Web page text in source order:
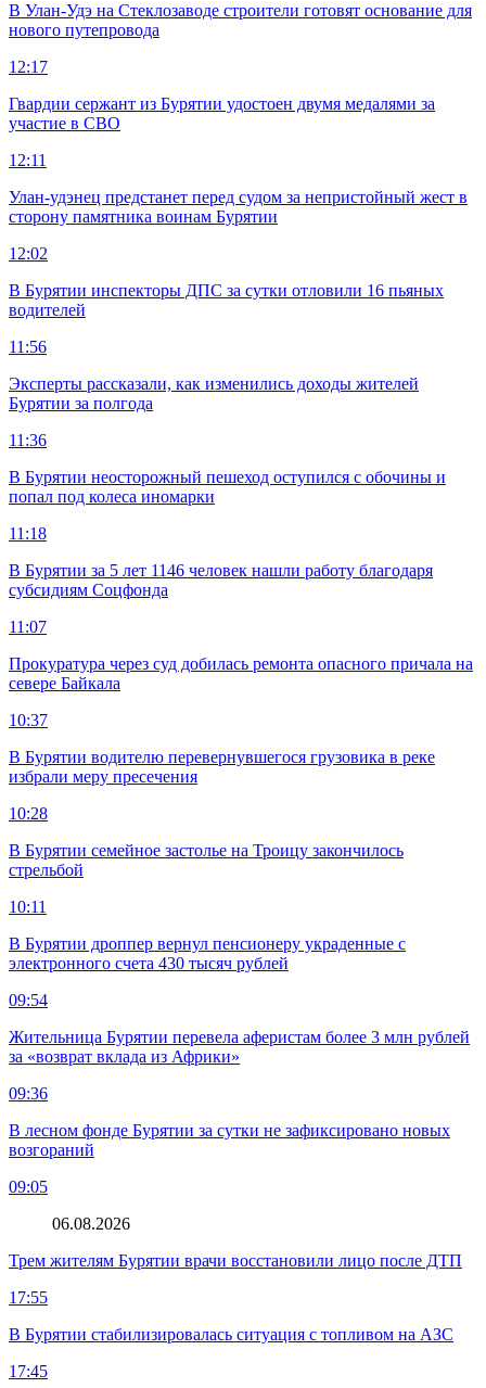
В Улан-Удэ на Стеклозаводе строители готовят основание для
нового путепровода
12:17
Гвардии сержант из Бурятии удостоен двумя медалями за
участие в СВО
12:11
Улан-удэнец предстанет перед судом за непристойный жест в
сторону памятника воинам Бурятии
12:02
В Бурятии инспекторы ДПС за сутки отловили 16 пьяных
водителей
11:56
Эксперты рассказали, как изменились доходы жителей
Бурятии за полгода
11:36
В Бурятии неосторожный пешеход оступился с обочины и
попал под колеса иномарки
11:18
В Бурятии за 5 лет 1146 человек нашли работу благодаря
субсидиям Соцфонда
11:07
Прокуратура через суд добилась ремонта опасного причала на
севере Байкала
10:37
В Бурятии водителю перевернувшегося грузовика в реке
избрали меру пресечения
10:28
В Бурятии семейное застолье на Троицу закончилось
стрельбой
10:11
В Бурятии дроппер вернул пенсионеру украденные с
электронного счета 430 тысяч рублей
09:54
Жительница Бурятии перевела аферистам более 3 млн рублей
за «возврат вклада из Африки»
09:36
В лесном фонде Бурятии за сутки не зафиксировано новых
возгораний
09:05
06.08.2026
Трем жителям Бурятии врачи восстановили лицо после ДТП
17:55
В Бурятии стабилизировалась ситуация с топливом на АЗС
17:45